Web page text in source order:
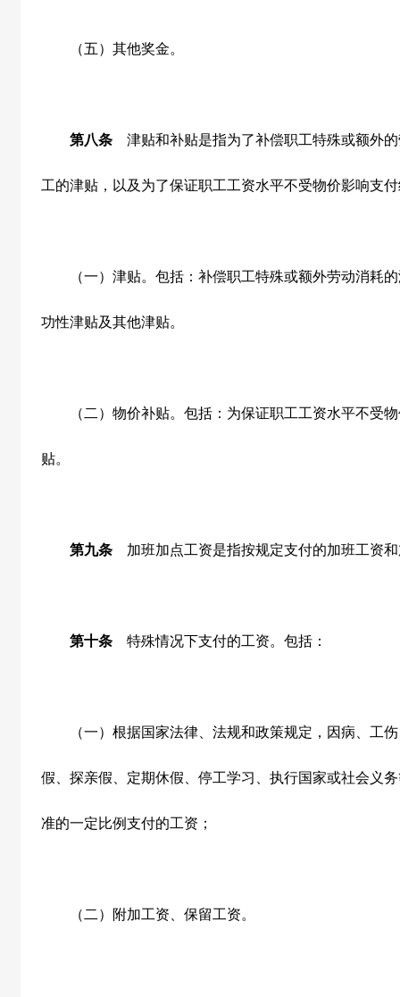
（五）其他奖金。
第八条 津贴和补贴是指为了补偿职工特殊或额外
工的津贴，以及为了保证职工工资水平不受物价影响支
（一）津贴。包括：补偿职工特殊或额外劳动消耗的
功性津贴及其他津贴。
（二）物价补贴。包括：为保证职工工资水平不受物
贴。
第九条 加班加点工资是指按规定支付的加班工资
第十条 特殊情况下支付的工资。包括：
（一）根据国家法律、法规和政策规定，因病、工伤
假、探亲假、定期休假、停工学习、执行国家或社会义
准的一定比例支付的工资；
（二）附加工资、保留工资。